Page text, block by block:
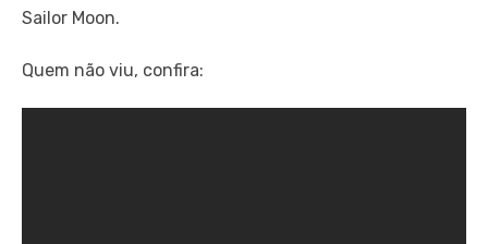
Sailor Moon.
Quem não viu, confira: